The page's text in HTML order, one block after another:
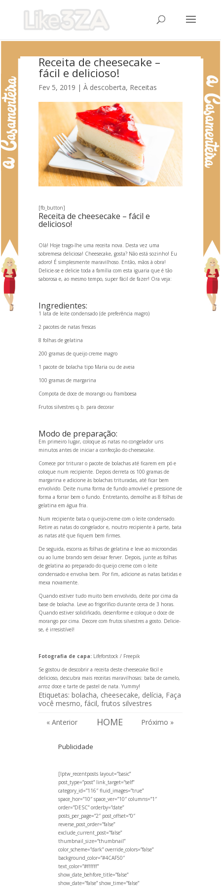
Receita de cheesecake –
fácil e delicioso!
Fev 5, 2019 | À descoberta, Receitas
[fb_button]
Receita de cheesecake – fácil e
delicioso!
Olá! Hoje trago-lhe uma receita nova. Desta vez uma
sobremesa deliciosa! Cheesecake, gosta? Não está sozinho! Eu
adoro! É simplesmente maravilhoso. Então, mãos à obra!
Delicie-se e delicie toda a família com esta iguaria que é tão
saborosa e, ao mesmo tempo, super fácil de fazer! Ora veja:
Ingredientes:
1 lata de leite condensado (de preferência magro)
2 pacotes de natas frescas
8 folhas de gelatina
200 gramas de queijo creme magro
1 pacote de bolacha tipo Maria ou de aveia
100 gramas de margarina
Compota de doce de morango ou framboesa
Frutos silvestres q.b. para decorar
Modo de preparação:
Em primeiro lugar, coloque as natas no congelador uns
minutos antes de iniciar a confecção do cheesecake.
Comece por triturar o pacote de bolachas até ficarem em pó e
coloque num recipiente. Depois derreta os 100 gramas de
margarina e adicione às bolachas trituradas, até ficar bem
envolvido. Deite numa forma de fundo amovível e pressione de
forma a forrar bem o fundo. Entretanto, demolhe as 8 folhas de
gelatina em água fria.
Num recipiente bata o queijo-creme com o leite condensado.
Retire as natas do congelador e, noutro recipiente à parte, bata
as natas até que fiquem bem firmes.
De seguida, escorra as folhas de gelatina e leve ao microondas
ou ao lume brando sem deixar ferver. Depois, junte as folhas
de gelatina ao preparado do queijo creme com o leite
condensado e envolva bem. Por fim, adicione as natas batidas e
mexa novamente.
Quando estiver tudo muito bem envolvido, deite por cima da
base de bolacha. Leve ao frigorífico durante cerca de 3 horas.
Quando estiver solidificado, desenforme e coloque o doce de
morango por cima. Decore com frutos silvestres a gosto. Delicie-
se, é irresistível!
Fotografia de capa: Lifeforstock / Freepik
Se gostou de descobrir a receita deste cheesecake fácil e
delicioso, descubra mais receitas maravilhosas: baba de camelo,
arroz doceetarte de pastel de nata . Yummy!
Etiquetas: bolacha, cheesecake, delícia, Faça
você mesmo, fácil, frutos silvestres
« Anterior
HOME Próximo »
Publicidade
[lptw_recentposts layout=”basic”
post_type=”post” link_target=”self”
category_id=”116″ fluid_images=”true”
space_hor=”10″ space_ver=”10″ columns=”1″
order=”DESC” orderby=”date”
posts_per_page=”2″ post_offset=”0″
reverse_post_order=”false”
exclude_current_post=”false”
thumbnail_size=”thumbnail”
color_scheme=”dark” override_colors=”false”
background_color=”#4CAF50″
text_color=”#ffffff”
show_date_behfore_title=”false”
show_date=”false” show_time=”false”